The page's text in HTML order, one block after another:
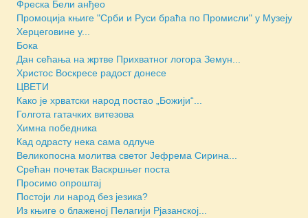
Фреска Бели анђео
Промоција књиге "Срби и Руси браћа по Промисли" у Музеју
Херцеговине у...
Бока
Дан сећања на жртве Прихватног логора Земун...
Христос Воскресе радост донесе
ЦВЕТИ
Како је хрватски народ постао „Божији“...
Голгота гатачких витезова
Химна победника
Кад одрасту нека сама одлуче
Великопосна молитва светог Јефрема Сирина...
Срећан почетак Васкршњег поста
Просимо опроштај
Постоји ли народ без језика?
Из књиге о блаженој Пелагији Рјазанској...